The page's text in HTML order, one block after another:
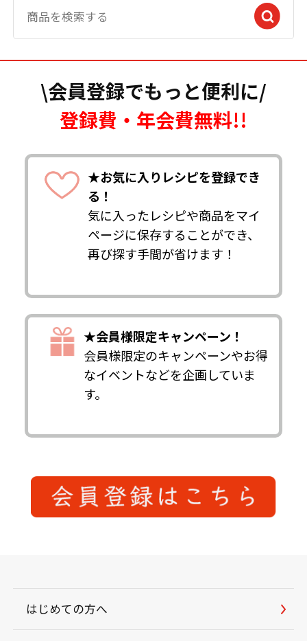
\会員登録でもっと便利に/
登録費・年会費無料!!
★お気に入りレシピを登録でき
る！
気に入ったレシピや商品をマイ
ページに保存することができ、
再び探す手間が省けます！
★会員様限定キャンペーン！
会員様限定のキャンペーンやお得
なイベントなどを企画していま
す。
はじめての方へ